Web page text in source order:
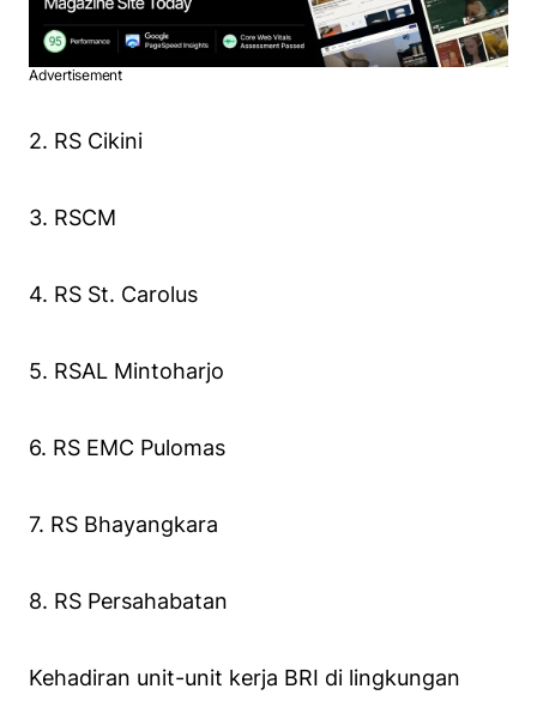
Advertisement
2. RS Cikini
3. RSCM
4. RS St. Carolus
5. RSAL Mintoharjo
6. RS EMC Pulomas
7. RS Bhayangkara
8. RS Persahabatan
Kehadiran unit-unit kerja BRI di lingkungan